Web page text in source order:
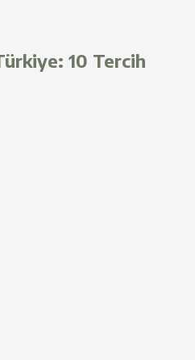
10 Tercih